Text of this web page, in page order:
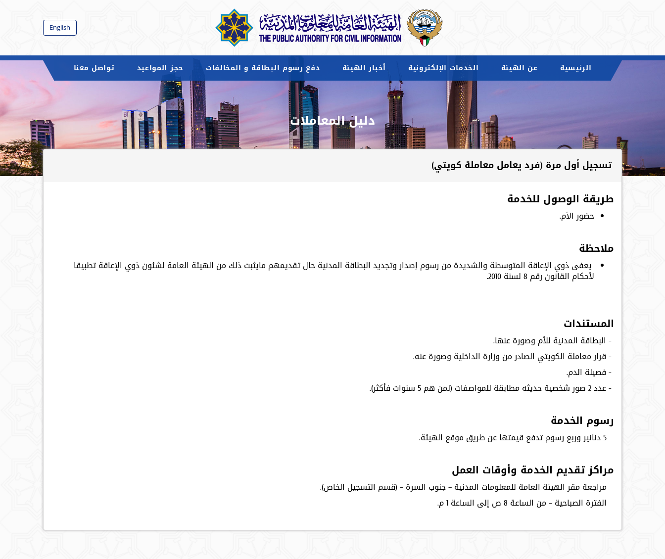
English
الرئيسية عن الهيئة الخدمات الإلكترونية أخبار الهيئة دفع رسوم البطاقة و المخالفات حجز المواعيد تواصل معنا
دليل المعاملات
تسجيل أول مرة (فرد يعامل معاملة كويتي)
طريقة الوصول للخدمة
حضور الأم.
ملاحظة
يعفى ذوي الإعاقة المتوسطة والشديدة من رسوم إصدار وتجديد البطاقة المدنية حال تقديمهم مايثبت ذلك من الهيئة العامة لشئون ذوي الإعاقة تطبيقا
لأحكام القانون رقم 8 لسنة 2010.
المستندات
- البطاقة المدنية للأم وصورة عنها.
- قرار معاملة الكويتي الصادر من وزارة الداخلية وصورة عنه.
- فصيلة الدم.
- عدد 2 صور شخصية حديثه مطابقة للمواصفات (لمن هم 5 سنوات فأكثر).
رسوم الخدمة
مراكز تقديم الخدمة وأوقات العمل
مراجعة مقر الهيئة العامة للمعلومات المدنية – جنوب السرة – (قسم التسجيل الخاص).
الفترة الصباحية – من الساعة 8 ص إلى الساعة 1 م.